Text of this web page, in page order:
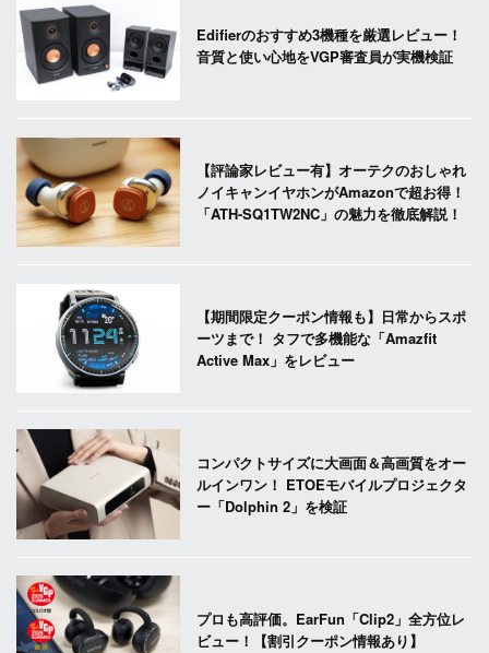
Edifierのおすすめ3機種を厳選レビュー！
音質と使い心地をVGP審査員が実機検証
【評論家レビュー有】オーテクのおしゃれ
ノイキャンイヤホンがAmazonで超お得！
「ATH-SQ1TW2NC」の魅力を徹底解説！
【期間限定クーポン情報も】日常からスポ
ーツまで！ タフで多機能な「Amazfit
Active Max」をレビュー
コンパクトサイズに大画面＆高画質をオー
ルインワン！ ETOEモバイルプロジェクタ
ー「Dolphin 2」を検証
プロも高評価。EarFun「Clip2」全方位レ
ビュー！【割引クーポン情報あり】